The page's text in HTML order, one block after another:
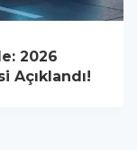
2026
Açıklandı!